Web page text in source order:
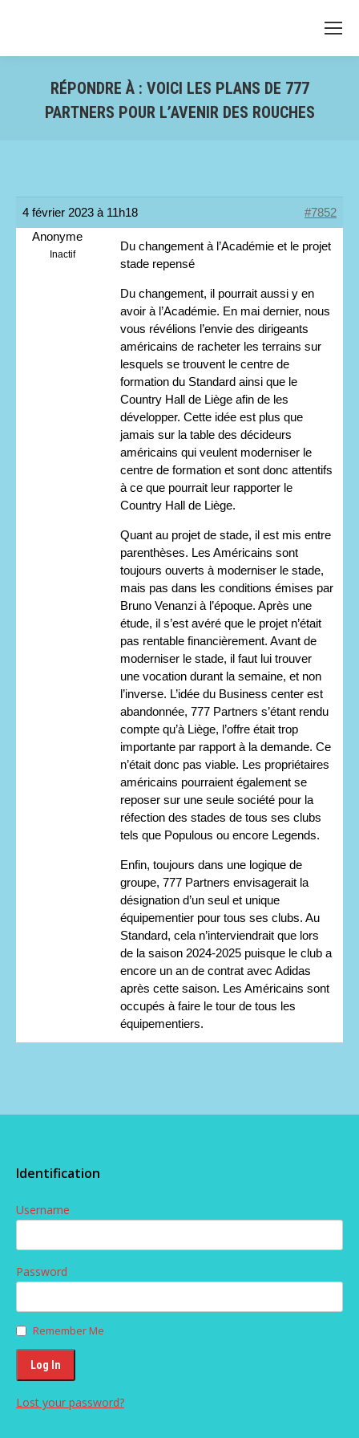
RÉPONDRE À : VOICI LES PLANS DE 777
PARTNERS POUR L’AVENIR DES ROUCHES
4 février 2023 à 11h18
#7852
Anonyme
Inactif
Du changement à l’Académie et le projet
stade repensé
Du changement, il pourrait aussi y en
avoir à l’Académie. En mai dernier, nous
vous révélions l’envie des dirigeants
américains de racheter les terrains sur
lesquels se trouvent le centre de
formation du Standard ainsi que le
Country Hall de Liège afin de les
développer. Cette idée est plus que
jamais sur la table des décideurs
américains qui veulent moderniser le
centre de formation et sont donc attentifs
à ce que pourrait leur rapporter le
Country Hall de Liège.
Quant au projet de stade, il est mis entre
parenthèses. Les Américains sont
toujours ouverts à moderniser le stade,
mais pas dans les conditions émises par
Bruno Venanzi à l’époque. Après une
étude, il s’est avéré que le projet n’était
pas rentable financièrement. Avant de
moderniser le stade, il faut lui trouver
une vocation durant la semaine, et non
l’inverse. L’idée du Business center est
abandonnée, 777 Partners s’étant rendu
compte qu’à Liège, l’offre était trop
importante par rapport à la demande. Ce
n’était donc pas viable. Les propriétaires
américains pourraient également se
reposer sur une seule société pour la
réfection des stades de tous ses clubs
tels que Populous ou encore Legends.
Enfin, toujours dans une logique de
groupe, 777 Partners envisagerait la
désignation d’un seul et unique
équipementier pour tous ses clubs. Au
Standard, cela n’interviendrait que lors
de la saison 2024-2025 puisque le club a
encore un an de contrat avec Adidas
après cette saison. Les Américains sont
occupés à faire le tour de tous les
équipementiers.
Identification
Username
Password
Remember Me
Lost your password?